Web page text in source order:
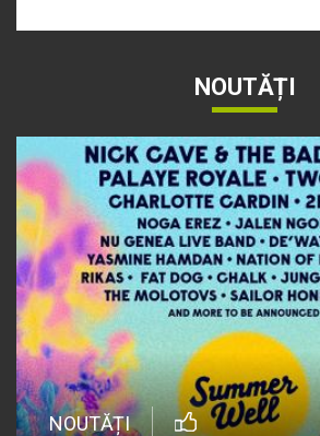
NOUTĂȚI
NOUTĂȚI